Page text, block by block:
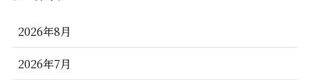
2026年8月
2026年7月